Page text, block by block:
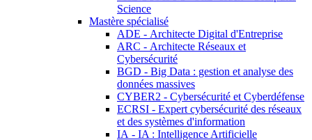
Science
Mastère spécialisé
ADE - Architecte Digital d'Entreprise
ARC - Architecte Réseaux et
Cybersécurité
BGD - Big Data : gestion et analyse des
données massives
CYBER2 - Cybersécurité et Cyberdéfense
ECRSI - Expert cybersécurité des réseaux
et des systèmes d'information
IA - IA : Intelligence Artificielle